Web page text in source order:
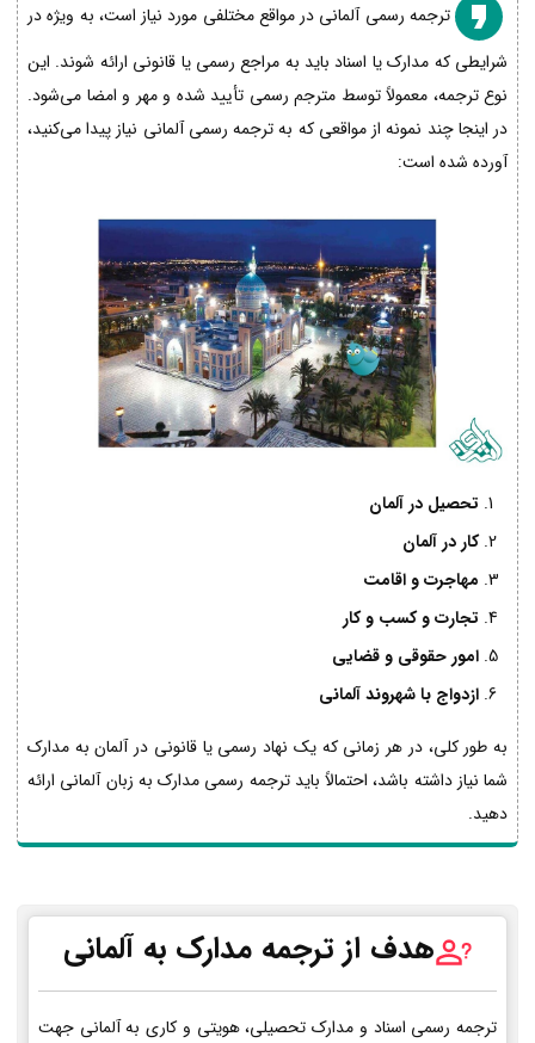
ترجمه رسمی آلمانی در مواقع مختلفی مورد نیاز است، به ویژه در
شرایطی که مدارک یا اسناد باید به مراجع رسمی یا قانونی ارائه شوند. این
نوع ترجمه، معمولاً توسط مترجم رسمی تأیید شده و مهر و امضا می‌شود.
در اینجا چند نمونه از مواقعی که به ترجمه رسمی آلمانی نیاز پیدا می‌کنید،
آورده شده است:
تحصیل در آلمان
کار در آلمان
مهاجرت و اقامت
تجارت و کسب و کار
امور حقوقی و قضایی
ازدواج با شهروند آلمانی
به طور کلی، در هر زمانی که یک نهاد رسمی یا قانونی در آلمان به مدارک
شما نیاز داشته باشد، احتمالاً باید ترجمه رسمی مدارک به زبان آلمانی ارائه
دهید.
هدف از ترجمه مدارک به آلمانی
ترجمه رسمی اسناد و مدارک تحصیلی، هویتی و کاری به آلمانی جهت